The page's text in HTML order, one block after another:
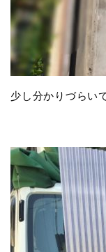
少し分かりづらい